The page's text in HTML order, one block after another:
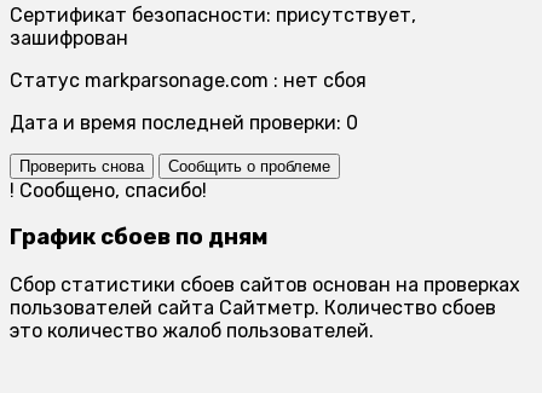
Сертификат безопасности: присутствует,
зашифрован
Статус markparsonage.com : нет сбоя
Дата и время последней проверки: 0
Проверить снова Сообщить о проблеме
! Сообщено, спасибо!
График сбоев по дням
Сбор статистики сбоев сайтов основан на проверках
пользователей сайта Сайтметр. Количество сбоев
это количество жалоб пользователей.